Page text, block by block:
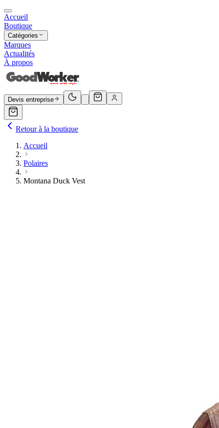
Accueil
Boutique
Catégories
Marques
Actualités
À propos
Devis entreprise
Retour à la boutique
Accueil
Polaires
Montana Duck Vest